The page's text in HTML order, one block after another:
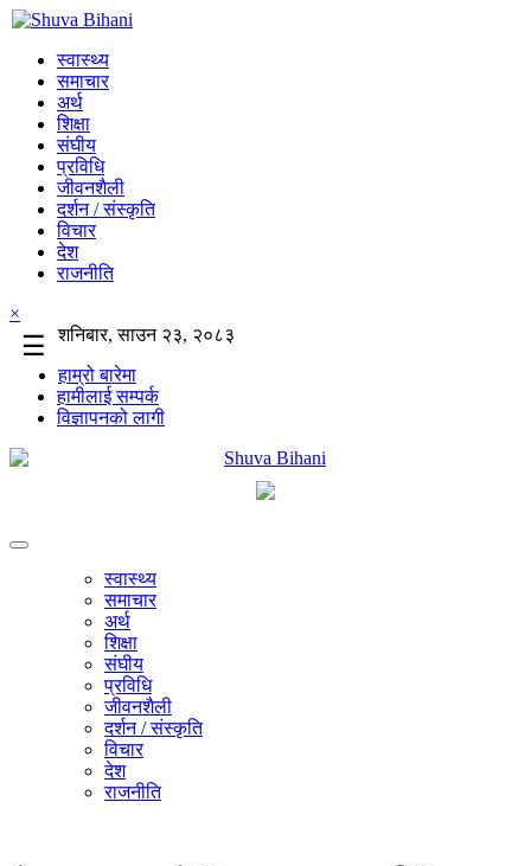
स्वास्थ्य
समाचार
अर्थ
शिक्षा
संघीय
प्रविधि
जीवनशैली
दर्शन / संस्कृति
विचार
देश
राजनीति
×
☰
शनिबार, साउन २३, २०८३
हाम्रो बारेमा
हामीलाई सम्पर्क
विज्ञापनको लागी
स्वास्थ्य
समाचार
अर्थ
शिक्षा
संघीय
प्रविधि
जीवनशैली
दर्शन / संस्कृति
विचार
देश
राजनीति